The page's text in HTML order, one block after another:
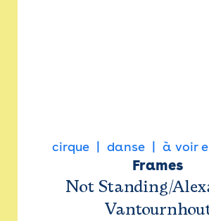
cirque danse à voir
Frames
Not Standing/